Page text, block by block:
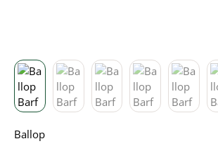
Ballop